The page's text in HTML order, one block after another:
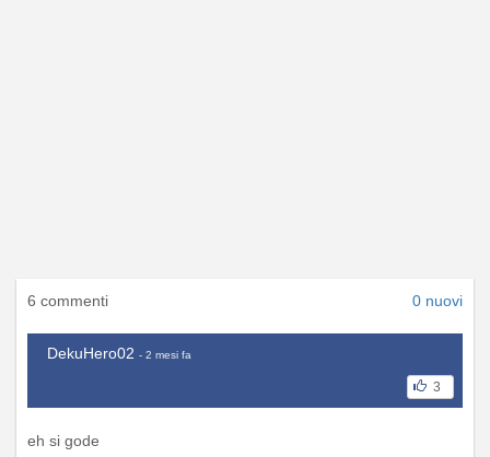
6 commenti 0 nuovi
DekuHero02 - 2 mesi fa
3
eh si gode